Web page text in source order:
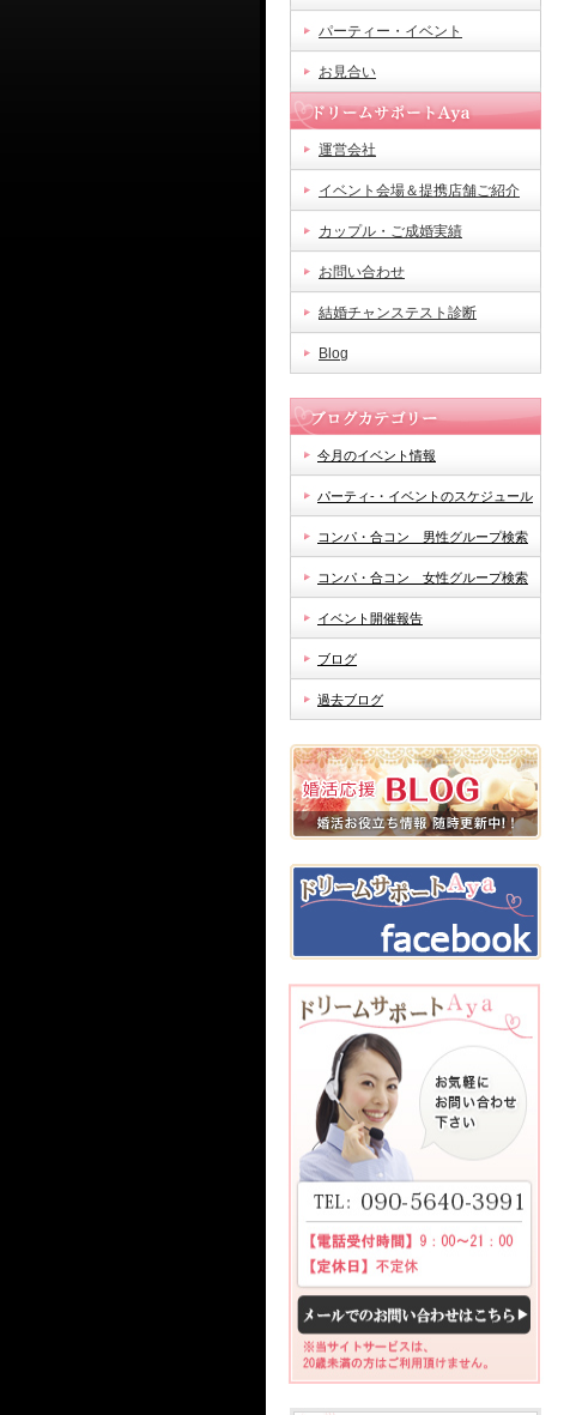
パーティー・イベント
お見合い
運営会社
イベント会場＆提携店舗ご紹介
カップル・ご成婚実績
お問い合わせ
結婚チャンステスト診断
Blog
今月のイベント情報
パーティ-・イベントのスケジュール
コンパ・合コン 男性グループ検索
コンパ・合コン 女性グループ検索
イベント開催報告
ブログ
過去ブログ